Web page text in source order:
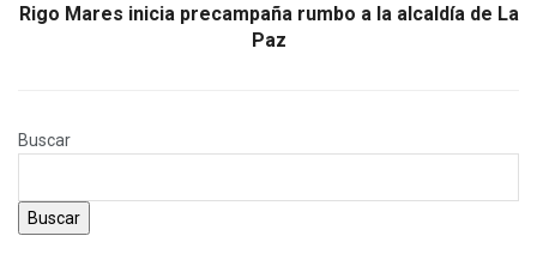
Rigo Mares inicia precampaña rumbo a la alcaldía de La
Paz
Buscar
Buscar